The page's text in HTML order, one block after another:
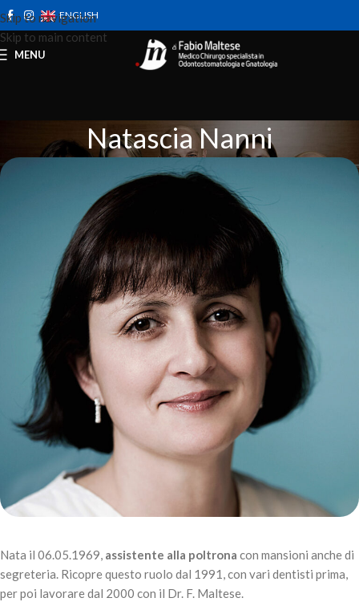
Skip to navigation
Skip to main content
ENGLISH
MENU
Natascia Nanni
Natascia Nanni
Nata il 06.05.1969, assistente alla poltrona con mansioni anche di
segreteria. Ricopre questo ruolo dal 1991, con vari dentisti prima,
per poi lavorare dal 2000 con il Dr. F. Maltese.